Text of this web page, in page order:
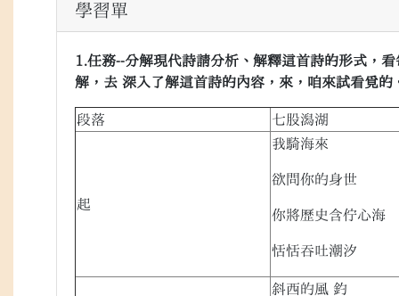
學習單
1.任務--分解現代詩請分析、解釋這首詩的形式，
解，去 深入了解這首詩的內容，來，咱來試看覓的
段落 七股潟湖
起
我騎海來
欲問你的身世
你將歷史含佇心海
恬恬吞吐潮汐
斜西的風 釣